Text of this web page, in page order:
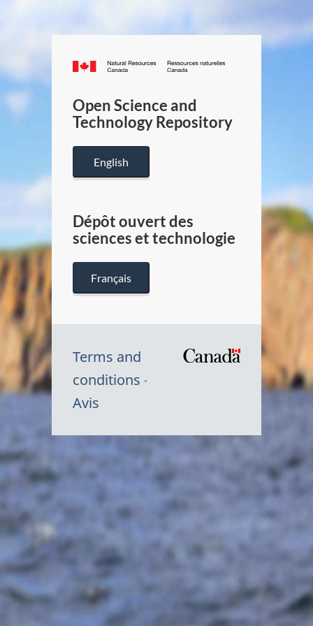
Canada.ca
/
Canada
Open Science and
Technology Repository
English
Dépôt ouvert des
sciences et technologie
Français
Terms and
conditions
Avis
Symbole
Canada